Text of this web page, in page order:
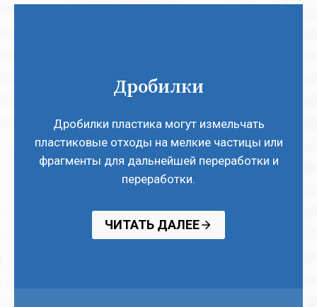
Дробилки
Дробилки пластика могут измельчать
пластиковые отходы на мелкие частицы или
фрагменты для дальнейшей переработки и
переработки.
ЧИТАТЬ ДАЛЕЕ